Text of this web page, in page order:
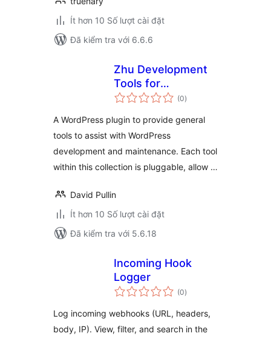
Ít hơn 10 Số lượt cài đặt
Đã kiểm tra với 6.6.6
Zhu Development
Tools for
WordPress
(0tổng
đánh
)
A WordPress plugin to provide general
tools to assist with WordPress
development and maintenance. Each tool
within this collection is pluggable, allow …
David Pullin
Ít hơn 10 Số lượt cài đặt
Đã kiểm tra với 5.6.18
Incoming Hook
Logger
(0tổng
đánh
)
Log incoming webhooks (URL, headers,
body, IP). View, filter, and search in the